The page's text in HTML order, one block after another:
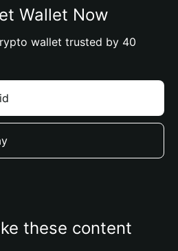
Wallet Now
wallet trusted by 40
these content